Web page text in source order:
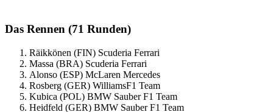
Das Rennen (71 Runden)
Räikkönen (FIN) Scuderia Ferrari
Massa (BRA) Scuderia Ferrari
Alonso (ESP) McLaren Mercedes
Rosberg (GER) WilliamsF1 Team
Kubica (POL) BMW Sauber F1 Team
Heidfeld (GER) BMW Sauber F1 Team